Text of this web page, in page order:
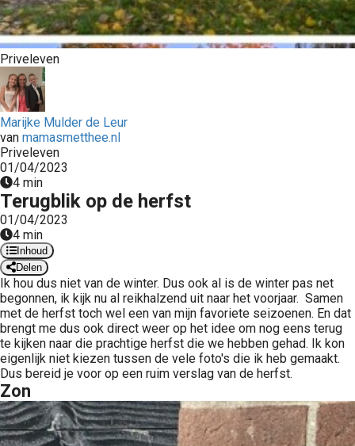
Priveleven
Marijke Mulder de Leur
van mamasmetthee.nl
Priveleven
01/04/2023
4 min
Terugblik op de herfst
01/04/2023
4 min
Inhoud
Delen
Ik hou dus niet van de winter. Dus ook al is de winter pas net
begonnen, ik kijk nu al reikhalzend uit naar het voorjaar. Samen
met de herfst toch wel een van mijn favoriete seizoenen. En dat
brengt me dus ook direct weer op het idee om nog eens terug
te kijken naar die prachtige herfst die we hebben gehad. Ik kon
eigenlijk niet kiezen tussen de vele foto's die ik heb gemaakt.
Dus bereid je voor op een ruim verslag van de herfst.
Zon
de
Hierdoor
website-
van